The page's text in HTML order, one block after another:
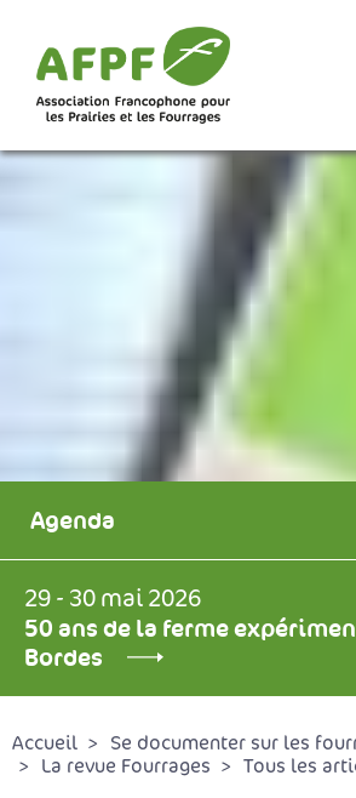
Agenda
29 - 30 mai 2026
50 ans de la ferme
Bordes
Accueil
Se documenter sur les
La revue Fourrages
Tous les